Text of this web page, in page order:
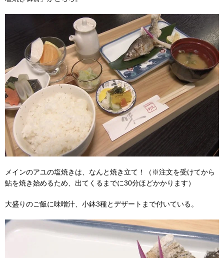
メインのアユの塩焼きは、なんと焼き立て！（※注文を受けてから
鮎を焼き始めるため、出てくるまでに30分ほどかかります）
大盛りのご飯に味噌汁、小鉢3種とデザートまで付いている。